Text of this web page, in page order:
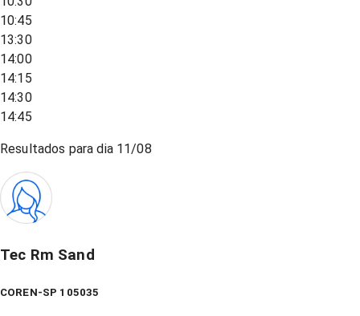
10:45
13:30
14:00
14:15
14:30
14:45
Resultados para dia 11/08
Tec Rm Sand
COREN-SP 105035